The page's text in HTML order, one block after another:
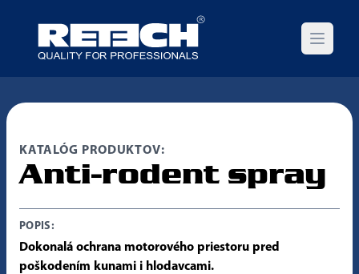
Open
KATALÓG PRODUKTOV:
Anti-rodent spray
POPIS:
Dokonalá ochrana motorového priestoru pred
poškodením kunami i hlodavcami.